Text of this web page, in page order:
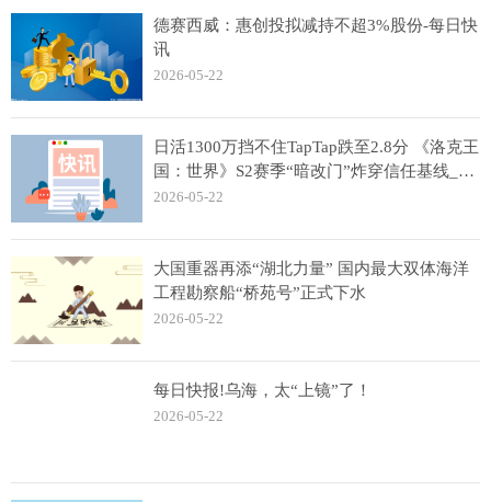
德赛西威：惠创投拟减持不超3%股份-每日快
讯
2026-05-22
日活1300万挡不住TapTap跌至2.8分 《洛克王
国：世界》S2赛季“暗改门”炸穿信任基线_实
时焦点
2026-05-22
大国重器再添“湖北力量” 国内最大双体海洋
工程勘察船“桥苑号”正式下水
2026-05-22
每日快报!乌海，太“上镜”了！
2026-05-22